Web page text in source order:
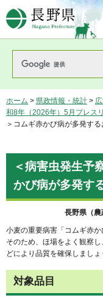
長野
ホーム > 県政情報・統計 >
和8年（2026年）5月プレス
＞コムギ赤かび病が多発す
＜病害虫発生予
かび病が多発す
長野県（
小麦の重要病害「コムギ赤
そのため、ほ場をよく観察
どにより品質を確保しましょ
対象品目